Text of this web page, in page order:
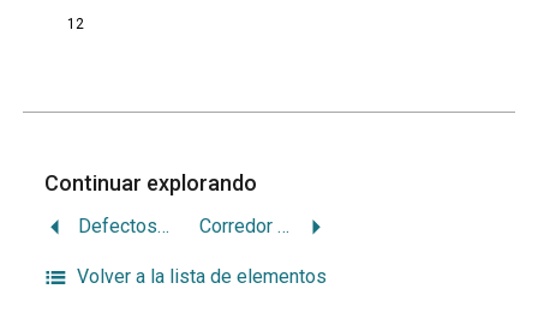
12
Continuar explorando
Defectos de la propuesta sobre garantías ambientales Corredor Biológico Mesoamericano al servicio de las multinacionales.
Volver a la lista de elementos